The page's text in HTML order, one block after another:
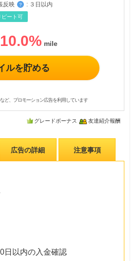
反映
？ : ３日以内
ピート可
10.0%
ルを貯める
ど、プロモーション広告を利用しています
グレードボーナス 友達紹介報酬
広告の詳細 注意事項
日以内の入金確認